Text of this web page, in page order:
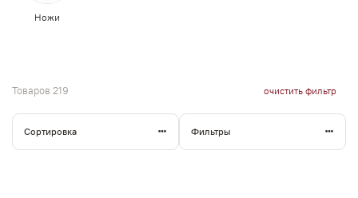
Ножи
Товаров 219 очистить фильтр
Сортировка Фильтры